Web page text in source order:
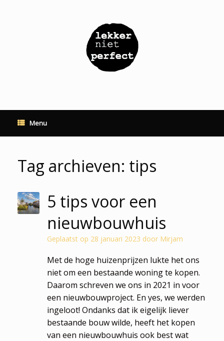
Menu
Tag archieven: tips
5 tips voor een
nieuwbouwhuis
Geplaatst op 28 januari 2023 door Mirjam
Met de hoge huizenprijzen lukte het ons
niet om een bestaande woning te kopen.
Daarom schreven we ons in 2021 in voor
een nieuwbouwproject. En yes, we werden
ingeloot! Ondanks dat ik eigelijk liever
bestaande bouw wilde, heeft het kopen
van een nieuwbouwhuis ook best wat